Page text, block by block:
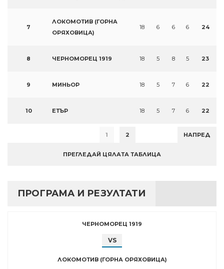
7
ЛОКОМОТИВ (ГОРНА
ОРЯХОВИЦА)
18 6 6 6 24
8 ЧЕРНОМОРЕЦ 1919 18 5 8 5 23
9 МИНЬОР 18 5 7 6 22
10 ЕТЪР 18 5 7 6 22
1 2 НАПРЕД
ПРЕГЛЕДАЙ ЦЯЛАТА ТАБЛИЦА
ПРОГРАМА И РЕЗУЛТАТИ
ЧЕРНОМОРЕЦ 1919
VS
ЛОКОМОТИВ (ГОРНА ОРЯХОВИЦА)